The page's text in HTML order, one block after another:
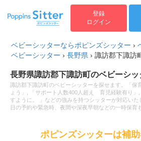
登録
ログイン
ベビーシッターならポピンズシッター ›
ベビーシッター ›長野県 ›諏訪郡下諏訪
長野県諏訪郡下諏訪町のベビーシ
諏訪郡下諏訪町のベビーシッターを探せます。「保
ょう」, 「サポート人数400人超え 育児経験有り」
すように。 」などの強みを持つシッターが対応い
日の予約や緊急時、夜間や深夜早朝などの一時保育
どの赤ちゃんから小学生以上のお子様まで幅広い年
けベビーシッターをお願いしたいといったご要望や
ポピンズシッターは補